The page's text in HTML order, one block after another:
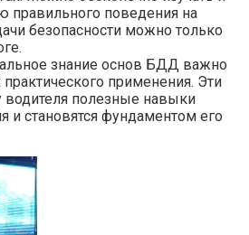
правильного поведения на
безопасности можно только
знание основ БДД важно
применения. Эти
полезные навыки
и становятся фундаментом его